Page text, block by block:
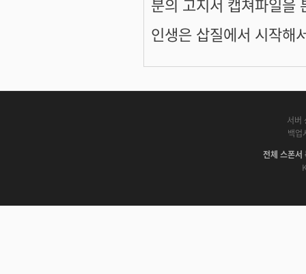
인생은 삽질에서 시작해
서버
백업
전체 스폰서